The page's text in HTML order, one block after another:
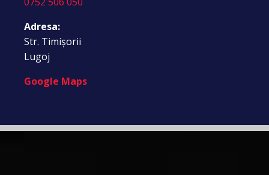
Adresa:
Str. Timișorii
Lugoj
Google Maps